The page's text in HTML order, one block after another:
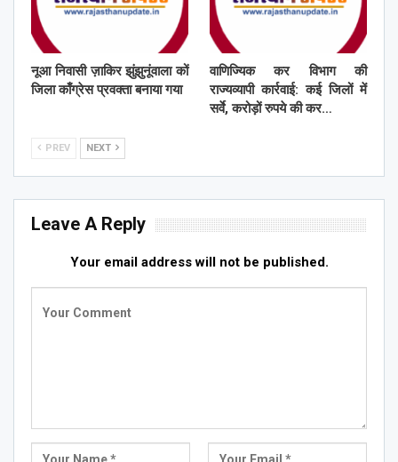
नूआ निवासी ज़ाकिर झुंझुनूंवाला कों
जिला काँग्रेस प्रवक्ता बनाया गया
वाणिज्यिक कर विभाग की
राज्यव्यापी कार्रवाई: कई जिलों में
सर्वे, करोड़ों रुपये की कर…
PREV NEXT
Leave A Reply
Your email address will not be published.